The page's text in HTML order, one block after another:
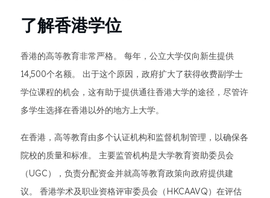
了解香港学位
香港的高等教育非常严格。 每年，公立大学仅向新生提供
14,500个名额。 出于这个原因，政府扩大了获得收费副学士
学位课程的机会，这有助于提供通往香港大学的途径，尽管许
多学生选择在香港以外的地方上大学。
在香港，高等教育由多个认证机构和监督机制管理，以确保各
院校的质量和标准。 主要监管机构是大学教育资助委员会
（UGC），负责分配资金并就高等教育政策向政府提供建
议。 香港学术及职业资格评审委员会（HKCAAVQ）在评估